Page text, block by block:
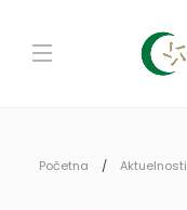
Početna Aktuelnosti